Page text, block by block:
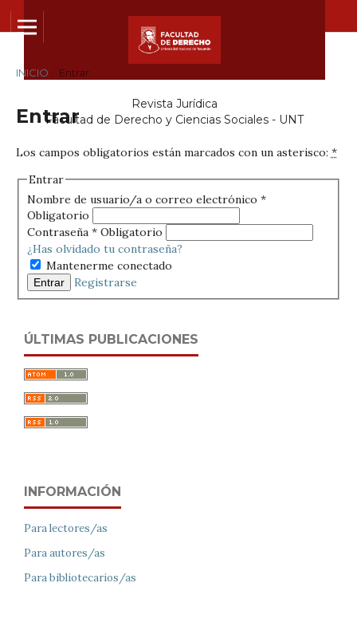
Revista Jurídica
Facultad de Derecho y Ciencias Sociales - UNT
INICIO Entrar
Entrar
Los campos obligatorios están marcados con un asterisco: *
Entrar
Nombre de usuario/a o correo electrónico*
Obligatorio
Contraseña* Obligatorio
¿Has olvidado tu contraseña?
Mantenerme conectado
Entrar Registrarse
ÚLTIMAS PUBLICACIONES
INFORMACIÓN
Para lectores/as
Para autores/as
Para bibliotecarios/as